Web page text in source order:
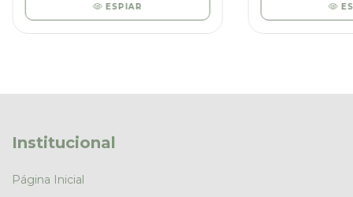
ESPIAR
Institucional
Página Inicial